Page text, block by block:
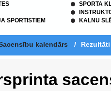
SPORTISTIEM
SPORTA
KALNU
kalendārs / Rezultāti